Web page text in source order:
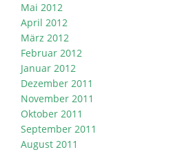
Mai 2012
April 2012
März 2012
Februar 2012
Januar 2012
Dezember 2011
November 2011
Oktober 2011
September 2011
August 2011